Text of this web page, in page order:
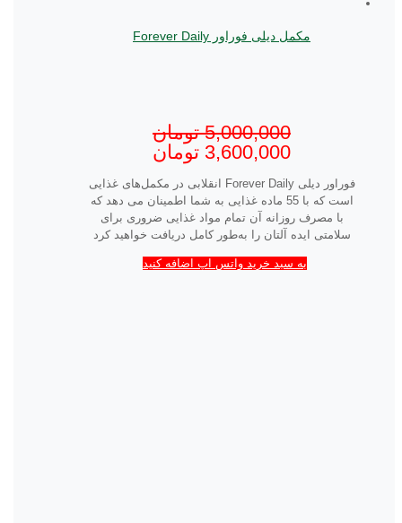
مکمل دیلی فوراور Forever Daily
5,000,000 تومان
3,600,000 تومان
فوراور دیلی Forever Daily انقلابی در مکمل‌های غذایی
است که با 55 ماده غذایی به شما اطمینان می دهد که
با مصرف روزانه آن تمام مواد غذایی ضروری برای
سلامتی ایده آلتان را به‌طور کامل دریافت خواهید کرد
به سبد خرید واتس اپ اضافه کنید